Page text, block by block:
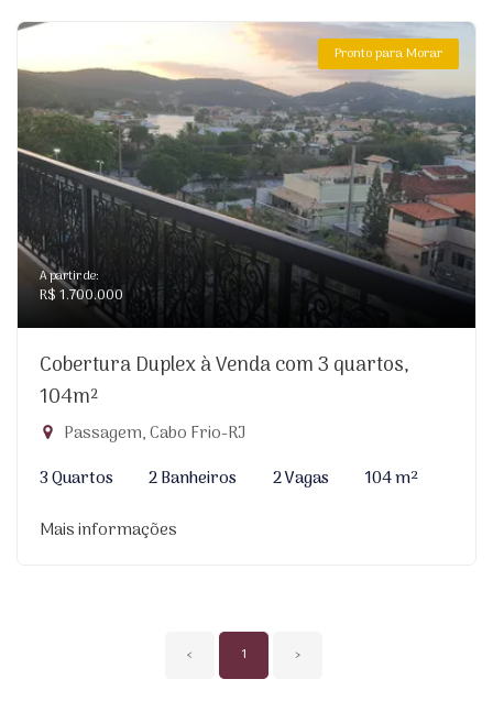
Pronto para Morar
A partir de:
R$ 1.700.000
Cobertura Duplex à Venda com 3 quartos,
104m²
Passagem, Cabo Frio-RJ
3 Quartos
2 Banheiros 2 Vagas
104 m²
Mais informações
‹ 1 ›